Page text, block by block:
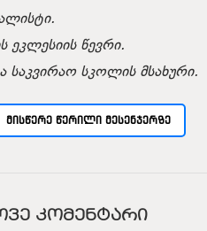
ეკლესიის წევრი.
სკოლის მსახური.
ᲛᲘᲡᲬᲔᲠᲔ ᲬᲔᲠᲘᲚᲘ ᲛᲔᲡᲔᲜᲯᲔᲠᲖᲔ
ᲙᲝᲛᲔᲜᲢᲐᲠᲘ